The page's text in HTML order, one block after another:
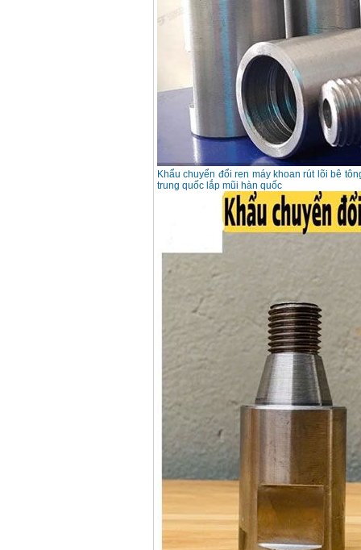
Khẩu chuyển đổi ren máy khoan rút lõi bê
trung quốc lắp mũi hàn quốc